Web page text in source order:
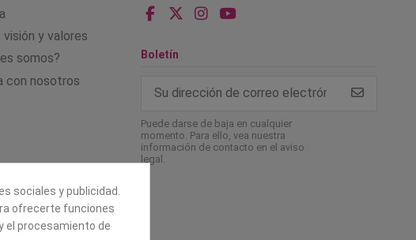
visión y valores
somos?
con nosotros
Boletín
Puede darse de baja en cualquier
momento. Para ello, vea nuestra
información de contacto en el aviso
legal.
sociales y publicidad.
ofrecerte funciones
el procesamiento de